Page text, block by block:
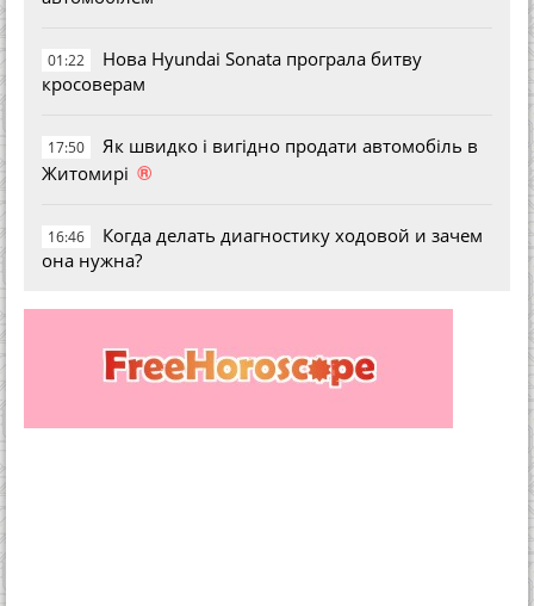
01:22
Нова Hyundai Sonata програла битву
кросоверам
17:50
Як швидко і вигідно продати автомобіль в
Житомирі ®
16:46
Когда делать диагностику ходовой и зачем
она нужна?